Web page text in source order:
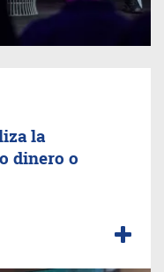
la
dinero o